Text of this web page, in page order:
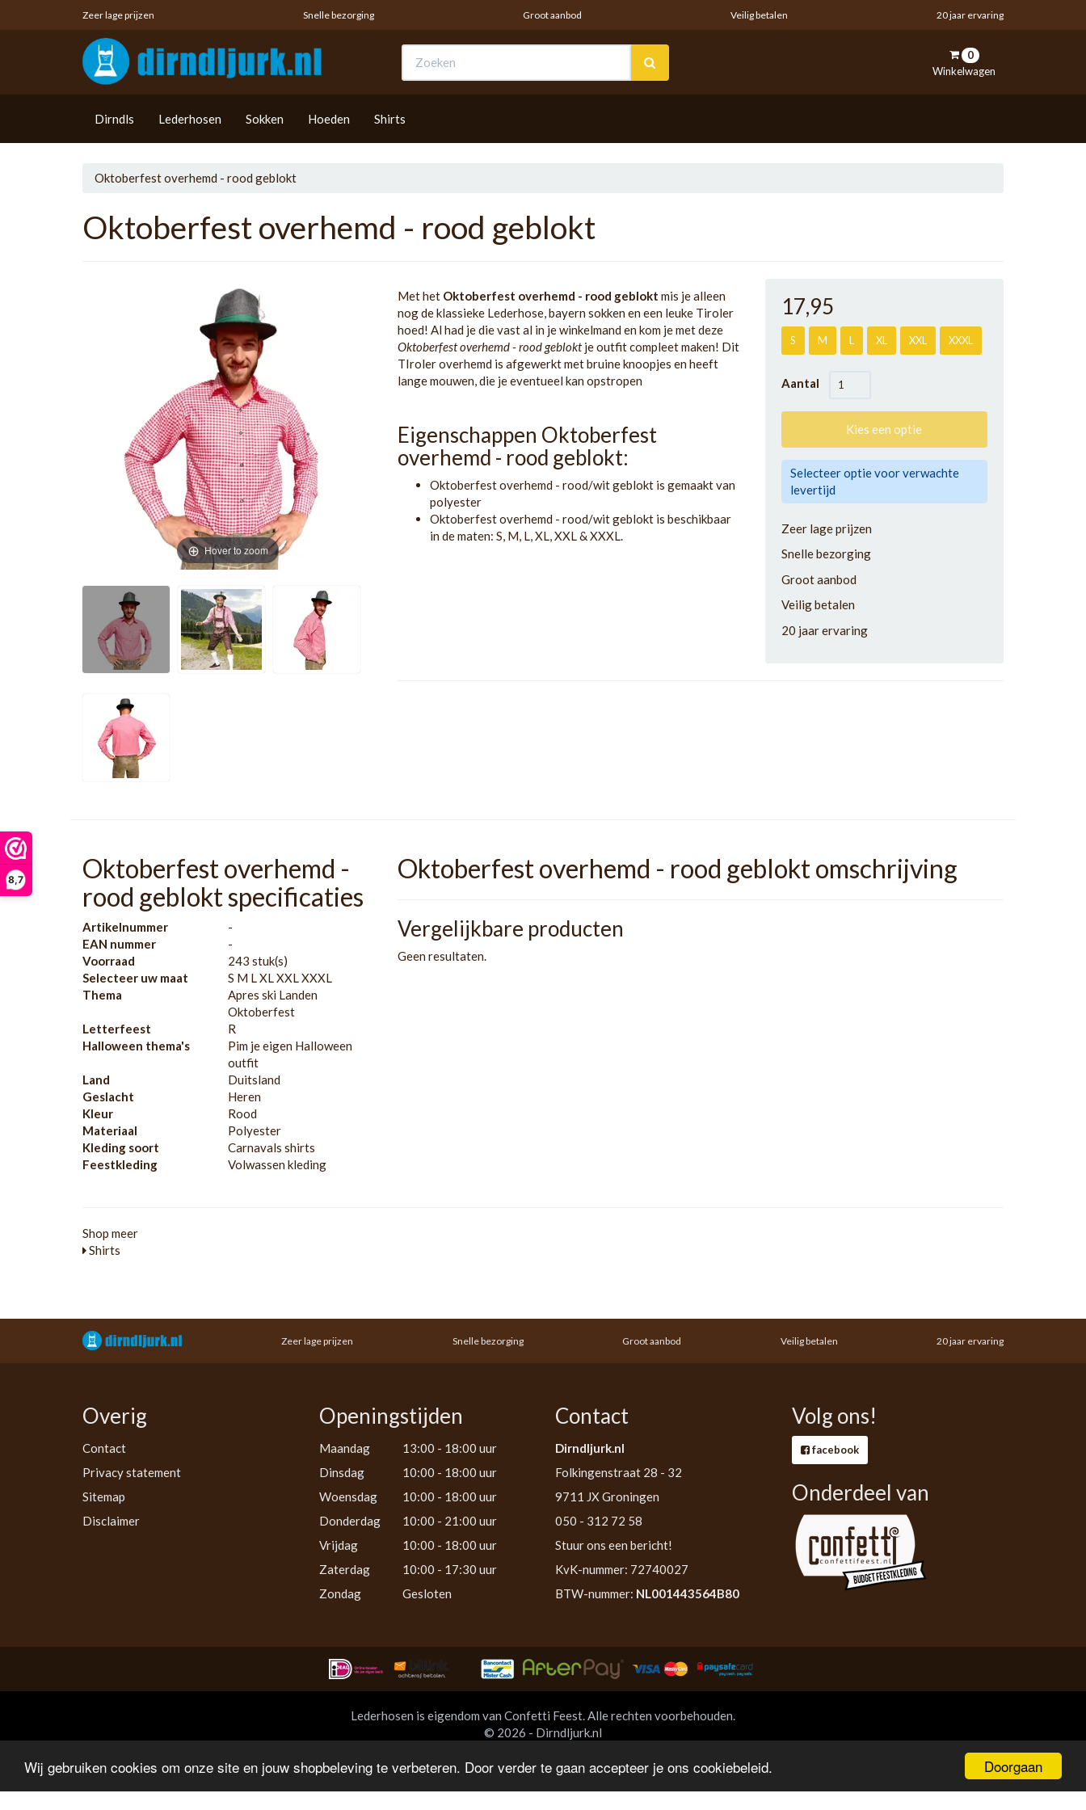
Doorgaan
Wij gebruiken cookies om onze site en jouw shopbeleving te verbeteren. Door verder te gaan accepteer je ons cookiebeleid.
8,7
Zeer lage prijzen Snelle bezorging Groot aanbod Veilig betalen 20 jaar ervaring
0
Winkelwagen
Dirndls Lederhosen Sokken Hoeden Shirts
Oktoberfest overhemd - rood geblokt
Oktoberfest overhemd - rood geblokt
Hover to zoom
17,95
S M L XL XXL XXXL
Aantal
Kies een optie
Selecteer optie voor verwachte
levertijd
Zeer lage prijzen
Snelle bezorging
Groot aanbod
Veilig betalen
20 jaar ervaring
Met het Oktoberfest overhemd - rood geblokt mis je alleen
nog de klassieke Lederhose, bayern sokken en een leuke Tiroler
hoed! Al had je die vast al in je winkelmand en kom je met deze
Oktoberfest overhemd - rood gebloktje outfit compleet maken! Dit
TIroler overhemd is afgewerkt met bruine knoopjes en heeft
lange mouwen, die je eventueel kan opstropen
Eigenschappen Oktoberfest
overhemd - rood geblokt:
Oktoberfest overhemd - rood/wit geblokt is gemaakt van
polyester
Oktoberfest overhemd - rood/wit geblokt is beschikbaar
in de maten: S, M, L, XL, XXL & XXXL.
Oktoberfest overhemd -
rood geblokt specificaties
Artikelnummer
-
EAN nummer
-
Voorraad
243 stuk(s)
Selecteer uw maat
S M L XL XXL XXXL
Thema
Apres ski Landen
Oktoberfest
Letterfeest
R
Halloween thema's
Pim je eigen Halloween
outfit
Land
Duitsland
Geslacht
Heren
Kleur
Rood
Materiaal
Polyester
Kleding soort
Carnavals shirts
Feestkleding
Volwassen kleding
Oktoberfest overhemd - rood geblokt omschrijving
Vergelijkbare producten
Geen resultaten.
Shop meer
Shirts
Zeer lage prijzen Snelle bezorging Groot aanbod Veilig betalen 20 jaar ervaring
Overig
Contact
Privacy statement
Sitemap
Disclaimer
Openingstijden
Maandag
13:00 - 18:00 uur
Dinsdag
10:00 - 18:00 uur
Woensdag
10:00 - 18:00 uur
Donderdag
10:00 - 21:00 uur
Vrijdag
10:00 - 18:00 uur
Zaterdag
10:00 - 17:30 uur
Zondag
Gesloten
Contact
Dirndljurk.nl
Folkingenstraat 28 - 32
9711 JX Groningen
050 - 312 72 58
Stuur ons een bericht!
KvK-nummer: 72740027
BTW-nummer: NL001443564B80
Volg ons!
facebook
Onderdeel van
Lederhosen is eigendom van Confetti Feest. Alle rechten voorbehouden.
© 2026 - Dirndljurk.nl